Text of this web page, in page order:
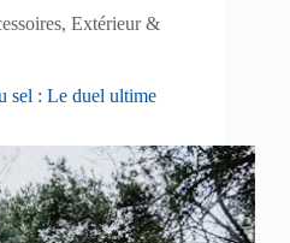
,Extérieur &
sel : Le duel ultime